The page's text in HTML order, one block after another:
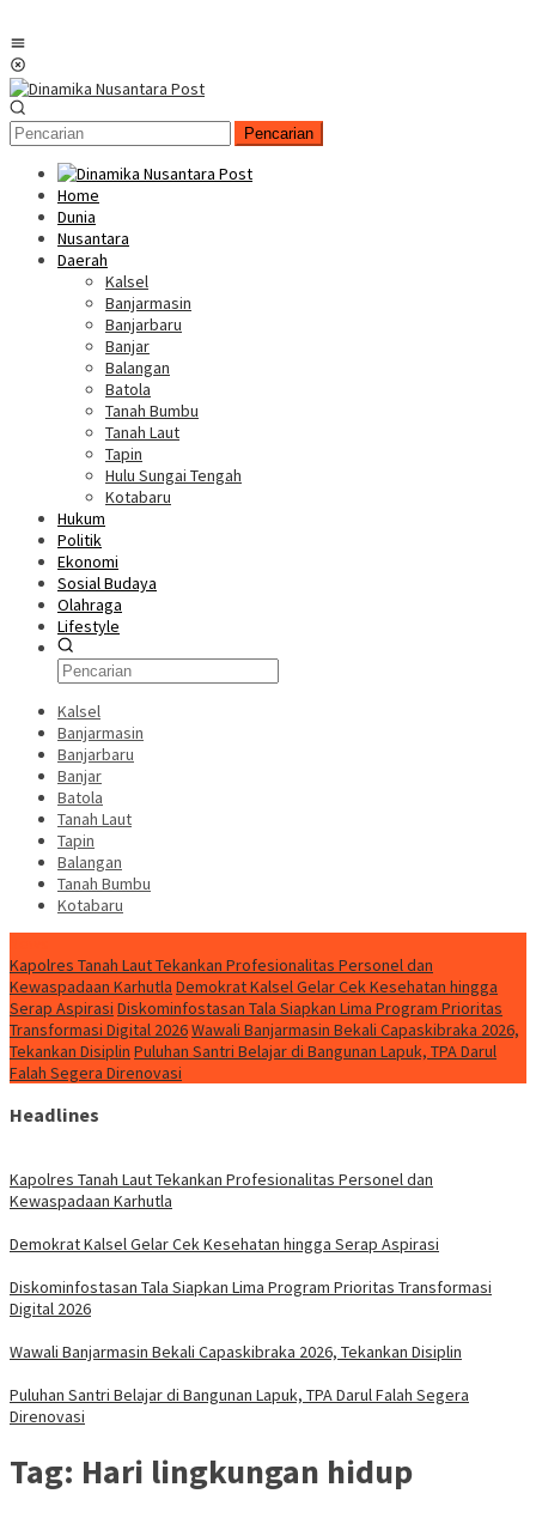
Pencarian
Home
Dunia
Nusantara
Daerah
Kalsel
Banjarmasin
Banjarbaru
Banjar
Balangan
Batola
Tanah Bumbu
Tanah Laut
Tapin
Hulu Sungai Tengah
Kotabaru
Hukum
Politik
Ekonomi
Sosial Budaya
Olahraga
Lifestyle
Kalsel
Banjarmasin
Banjarbaru
Banjar
Batola
Tanah Laut
Tapin
Balangan
Tanah Bumbu
Kotabaru
Kapolres Tanah Laut Tekankan Profesionalitas Personel dan
Kewaspadaan Karhutla Demokrat Kalsel Gelar Cek Kesehatan hingga
Serap Aspirasi Diskominfostasan Tala Siapkan Lima Program Prioritas
Transformasi Digital 2026Wawali Banjarmasin Bekali Capaskibraka 2026,
Tekankan Disiplin Puluhan Santri Belajar di Bangunan Lapuk, TPA Darul
Falah Segera Direnovasi
Headlines
Kapolres Tanah Laut Tekankan Profesionalitas Personel dan
Kewaspadaan Karhutla
Demokrat Kalsel Gelar Cek Kesehatan hingga Serap Aspirasi
Diskominfostasan Tala Siapkan Lima Program Prioritas Transformasi
Digital 2026
Wawali Banjarmasin Bekali Capaskibraka 2026, Tekankan Disiplin
Puluhan Santri Belajar di Bangunan Lapuk, TPA Darul Falah Segera
Direnovasi
Tag: Hari lingkungan hidup